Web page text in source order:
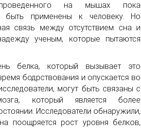
проведенного на мышах пока
быть применены к человеку. Но
связь между отсутствием сна и
ученым, которые пытаются
белка, который вызывает это
бодрствования и опускается во
могут быть связаны с
который является более
Исследователи обнаружили,
поощряется рост уровня белков,